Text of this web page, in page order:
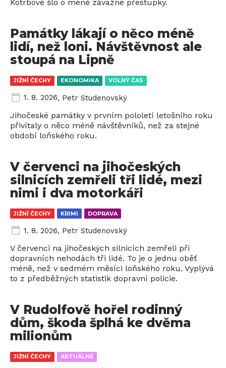
Kotrbové šlo o méně závažné přestupky.
JIŽNÍ ČECHY EKONOMIKA VOLNÝ ČAS
Památky lákají o něco méně
lidí, než loni. Návštěvnost ale
stoupá na Lipně
1. 8. 2026, Petr Studenovský
Jihočeské památky v prvním pololetí letošního roku
přivítaly o něco méně návštěvníků, než za stejné
období loňského roku.
JIŽNÍ ČECHY KRIMI DOPRAVA
V červenci na jihočeských
silnicích zemřeli tři lidé, mezi
nimi i dva motorkáři
1. 8. 2026, Petr Studenovský
V červenci na jihočeských silnicích zemřeli při
dopravních nehodách tři lidé. To je o jednu oběť
méně, než v sedmém měsíci loňského roku. Vyplývá
to z předběžných statistik dopravní policie.
JIŽNÍ ČECHY AKTUÁLNĚ
V Rudolfově hořel rodinný
dům, škoda šplhá ke dvěma
milionům